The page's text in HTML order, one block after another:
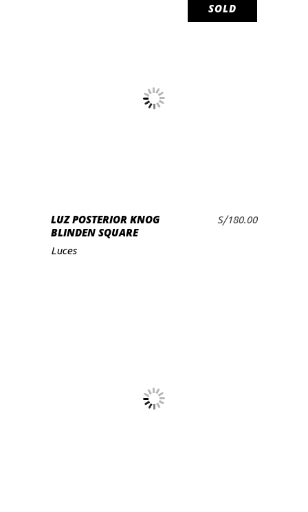
SOLD
LEER MÁS
LUZ POSTERIOR KNOG
BLINDEN SQUARE
S/180.00
Luces